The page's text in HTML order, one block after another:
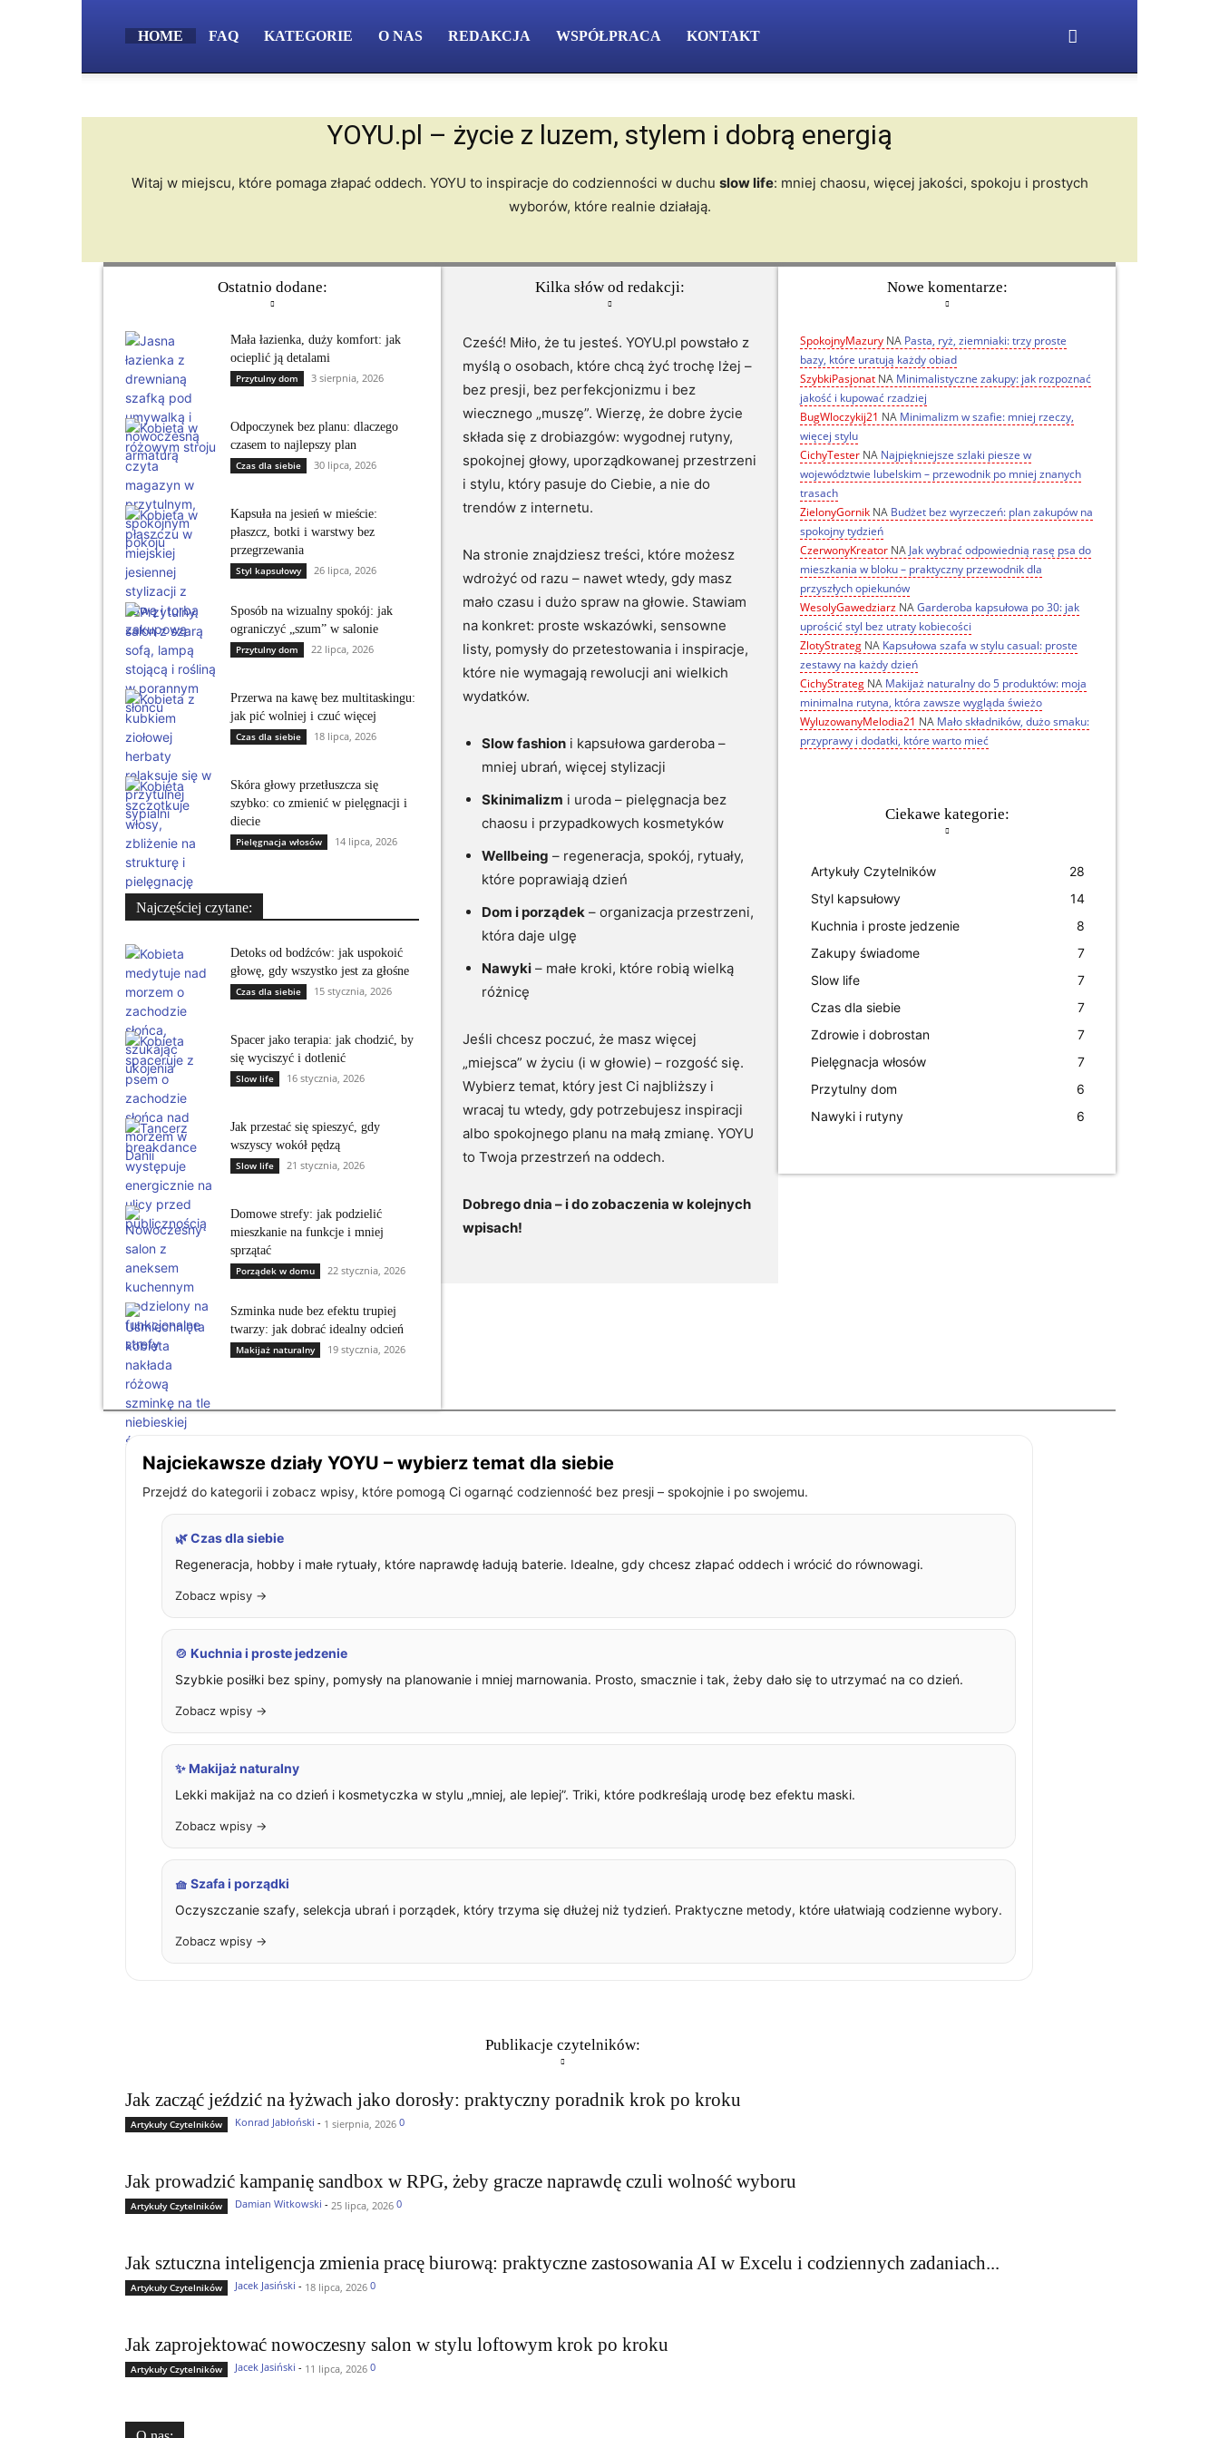
HOME FAQ KATEGORIE O NAS REDAKCJA WSPÓŁPRACA KONTAKT
YOYU.pl – życie z luzem, stylem i dobrą energią
Witaj w miejscu, które pomaga złapać oddech. YOYU to inspiracje do codzienności w duchu slow life: mniej chaosu, więcej jakości, spokoju i prostych
wyborów, które realnie działają.
Ostatnio dodane:
Mała łazienka, duży komfort: jak
ocieplić ją detalami
Przytulny dom 3 sierpnia, 2026
Odpoczynek bez planu: dlaczego
czasem to najlepszy plan
Czas dla siebie 30 lipca, 2026
Kapsuła na jesień w mieście:
płaszcz, botki i warstwy bez
przegrzewania
Styl kapsułowy 26 lipca, 2026
Sposób na wizualny spokój: jak
ograniczyć „szum” w salonie
Przytulny dom 22 lipca, 2026
Przerwa na kawę bez multitaskingu:
jak pić wolniej i czuć więcej
Czas dla siebie 18 lipca, 2026
Skóra głowy przetłuszcza się
szybko: co zmienić w pielęgnacji i
diecie
Pielęgnacja włosów 14 lipca, 2026
Najczęściej czytane:
Detoks od bodźców: jak uspokoić
głowę, gdy wszystko jest za głośne
Czas dla siebie 15 stycznia, 2026
Spacer jako terapia: jak chodzić, by
się wyciszyć i dotlenić
Slow life 16 stycznia, 2026
Jak przestać się spieszyć, gdy
wszyscy wokół pędzą
Slow life 21 stycznia, 2026
Domowe strefy: jak podzielić
mieszkanie na funkcje i mniej
sprzątać
Porządek w domu 22 stycznia, 2026
Szminka nude bez efektu trupiej
twarzy: jak dobrać idealny odcień
Makijaż naturalny 19 stycznia, 2026
Kilka słów od redakcji:
Cześć! Miło, że tu jesteś. YOYU.pl powstało z
myślą o osobach, które chcą żyć trochę lżej –
bez presji, bez perfekcjonizmu i bez
wiecznego „muszę”. Wierzę, że dobre życie
składa się z drobiazgów: wygodnej rutyny,
spokojnej głowy, uporządkowanej przestrzeni
i stylu, który pasuje do Ciebie, a nie do
trendów z internetu.
Na stronie znajdziesz treści, które możesz
wdrożyć od razu – nawet wtedy, gdy masz
mało czasu i dużo spraw na głowie. Stawiam
na konkret: proste wskazówki, sensowne
listy, pomysły do przetestowania i inspiracje,
które nie wymagają rewolucji ani wielkich
wydatków.
Slow fashion i kapsułowa garderoba –
mniej ubrań, więcej stylizacji
Skinimalizm i uroda – pielęgnacja bez
chaosu i przypadkowych kosmetyków
Wellbeing – regeneracja, spokój, rytuały,
które poprawiają dzień
Dom i porządek – organizacja przestrzeni,
która daje ulgę
Nawyki – małe kroki, które robią wielką
różnicę
Jeśli chcesz poczuć, że masz więcej
„miejsca” w życiu (i w głowie) – rozgość się.
Wybierz temat, który jest Ci najbliższy i
wracaj tu wtedy, gdy potrzebujesz inspiracji
albo spokojnego planu na małą zmianę. YOYU
to Twoja przestrzeń na oddech.
Dobrego dnia – i do zobaczenia w kolejnych
wpisach!
Nowe komentarze:
SpokojnyMazury NA Pasta, ryż, ziemniaki: trzy proste
bazy, które uratują każdy obiad
SzybkiPasjonat NA Minimalistyczne zakupy: jak rozpoznać
jakość i kupować rzadziej
BugWloczykij21 NA Minimalizm w szafie: mniej rzeczy,
więcej stylu
CichyTester NA Najpiękniejsze szlaki piesze w
województwie lubelskim – przewodnik po mniej znanych
trasach
ZielonyGornik NA Budżet bez wyrzeczeń: plan zakupów na
spokojny tydzień
CzerwonyKreator NA Jak wybrać odpowiednią rasę psa do
mieszkania w bloku – praktyczny przewodnik dla
przyszłych opiekunów
WesolyGawedziarz NAGarderoba kapsułowa po 30: jak
uprościć styl bez utraty kobiecości
ZlotyStrateg NA Kapsułowa szafa w stylu casual: proste
zestawy na każdy dzień
CichyStrateg NA Makijaż naturalny do 5 produktów: moja
minimalna rutyna, która zawsze wygląda świeżo
WyluzowanyMelodia21 NA Mało składników, dużo smaku:
przyprawy i dodatki, które warto mieć
Ciekawe kategorie:
Artykuły Czytelników
28
Styl kapsułowy
14
Kuchnia i proste jedzenie
8
Zakupy świadome
7
Slow life
7
Czas dla siebie
7
Zdrowie i dobrostan
7
Pielęgnacja włosów
7
Przytulny dom
6
Nawyki i rutyny
6
Najciekawsze działy YOYU – wybierz temat dla siebie
Przejdź do kategorii i zobacz wpisy, które pomogą Ci ogarnąć codzienność bez presji – spokojnie i po swojemu.
🌿 Czas dla siebie
Regeneracja, hobby i małe rytuały, które naprawdę ładują baterie. Idealne, gdy chcesz złapać oddech i wrócić do równowagi.
Zobacz wpisy →
🍲 Kuchnia i proste jedzenie
Szybkie posiłki bez spiny, pomysły na planowanie i mniej marnowania. Prosto, smacznie i tak, żeby dało się to utrzymać na co dzień.
Zobacz wpisy →
✨ Makijaż naturalny
Lekki makijaż na co dzień i kosmetyczka w stylu „mniej, ale lepiej”. Triki, które podkreślają urodę bez efektu maski.
Zobacz wpisy →
🧺 Szafa i porządki
Oczyszczanie szafy, selekcja ubrań i porządek, który trzyma się dłużej niż tydzień. Praktyczne metody, które ułatwiają codzienne wybory.
Zobacz wpisy →
Publikacje czytelników:
Jak zacząć jeździć na łyżwach jako dorosły: praktyczny poradnik krok po kroku
Artykuły Czytelników Konrad Jabłoński - 1 sierpnia, 2026 0
Jak prowadzić kampanię sandbox w RPG, żeby gracze naprawdę czuli wolność wyboru
Artykuły Czytelników Damian Witkowski - 25 lipca, 2026 0
Jak sztuczna inteligencja zmienia pracę biurową: praktyczne zastosowania AI w Excelu i codziennych zadaniach...
Artykuły Czytelników Jacek Jasiński - 18 lipca, 2026 0
Jak zaprojektować nowoczesny salon w stylu loftowym krok po kroku
Artykuły Czytelników Jacek Jasiński - 11 lipca, 2026 0